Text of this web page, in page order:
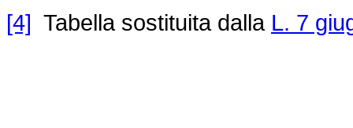
[4] Tabella sostituita dalla L. 7